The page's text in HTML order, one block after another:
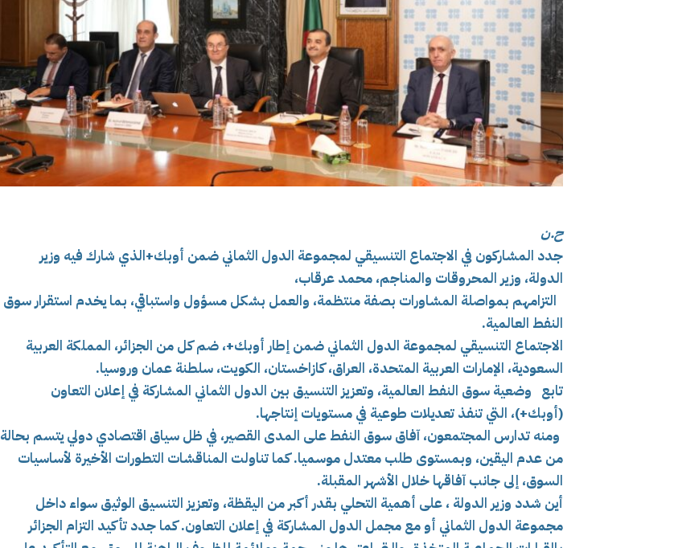
ح.ن
جدد المشاركون في الاجتماع التنسيقي لمجموعة الدول الثماني ضمن أوبك+الذي شارك فيه وزير
الدولة، وزير المحروقات والمناجم، محمد عرقاب،
التزامهم بمواصلة المشاورات بصفة منتظمة، والعمل بشكل مسؤول واستباقي، بما يخدم استقرار سوق
النفط العالمية.
الاجتماع التنسيقي لمجموعة الدول الثماني ضمن إطار أوبك+، ضم كل من الجزائر، المملكة العربية
السعودية، الإمارات العربية المتحدة، العراق، كازاخستان، الكويت، سلطنة عمان وروسيا.
تابع وضعية سوق النفط العالمية، وتعزيز التنسيق بين الدول الثماني المشاركة في إعلان التعاون
(أوبك+)، التي تنفذ تعديلات طوعية في مستويات إنتاجها.
ومنه تدارس المجتمعون، آفاق سوق النفط على المدى القصير، في ظل سياق اقتصادي دولي يتسم بحالة
من عدم اليقين، وبمستوى طلب معتدل موسميا. كما تناولت المناقشات التطورات الأخيرة لأساسيات
السوق، إلى جانب آفاقها خلال الأشهر المقبلة.
أين شدد وزير الدولة ، على أهمية التحلي بقدر أكبر من اليقظة، وتعزيز التنسيق الوثيق سواء داخل
مجموعة الدول الثماني أو مع مجمل الدول المشاركة في إعلان التعاون. كما جدد تأكيد التزام الجزائر